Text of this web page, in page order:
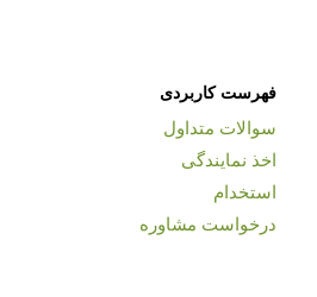
فهرست کاربردی
سوالات متداول
اخذ نمایندگی
استخدام
درخواست مشاوره